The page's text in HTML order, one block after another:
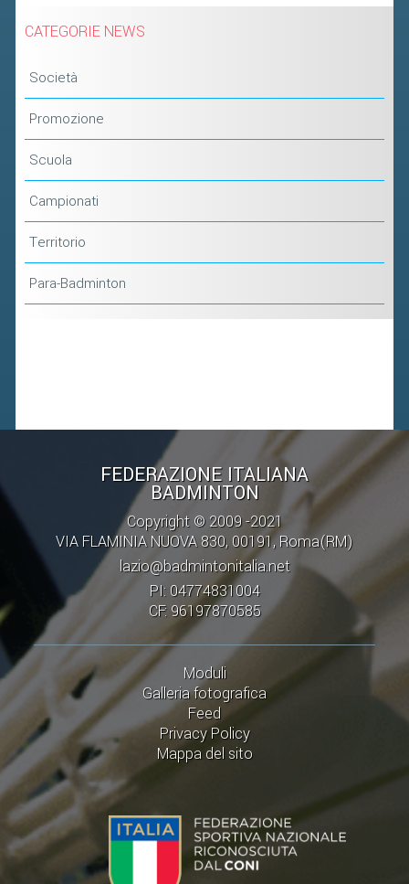
CATEGORIE NEWS
Società
Promozione
Scuola
Campionati
Territorio
Para-Badminton
FEDERAZIONE ITALIANA
BADMINTON
Copyright © 2009 -2021
VIA FLAMINIA NUOVA 830, 00191, Roma(RM)
lazio@badmintonitalia.net
PI: 04774831004
CF: 96197870585
Moduli
Galleria fotografica
Feed
Privacy Policy
Mappa del sito